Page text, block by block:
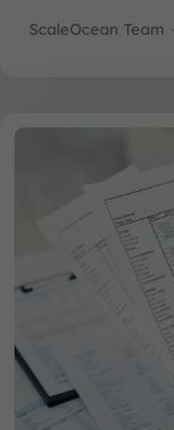
ScaleOcean Team